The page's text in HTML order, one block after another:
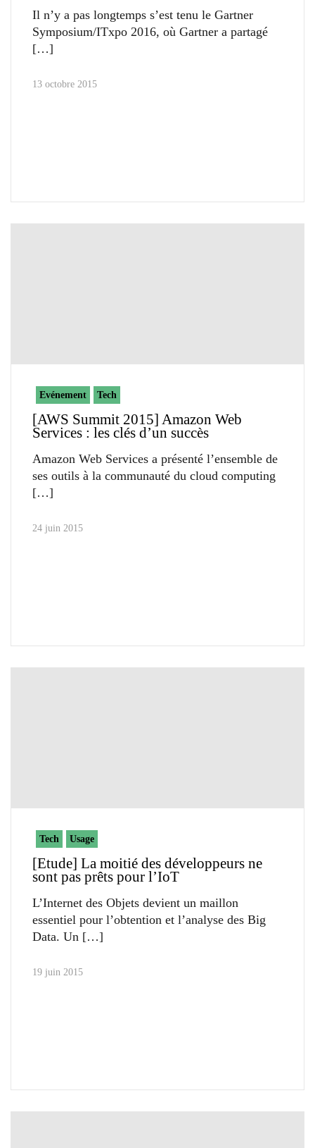
Il n’y a pas longtemps s’est tenu le Gartner
Symposium/ITxpo 2016, où Gartner a partagé
13 octobre 2015
Evénement Tech
[AWS Summit 2015] Amazon Web
Services : les clés d’un succès
Amazon Web Services a présenté l’ensemble de
ses outils à la communauté du cloud computing
24 juin 2015
Tech Usage
[Etude] La moitié des développeurs ne
sont pas prêts pour l’IoT
L’Internet des Objets devient un maillon
essentiel pour l’obtention et l’analyse des Big
Data. Un
19 juin 2015